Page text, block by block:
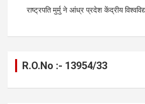
k
p
राष्ट्रपति मुर्मु ने आंध्र प्रदेश केंद्रीय
R.O.No :- 13954/33